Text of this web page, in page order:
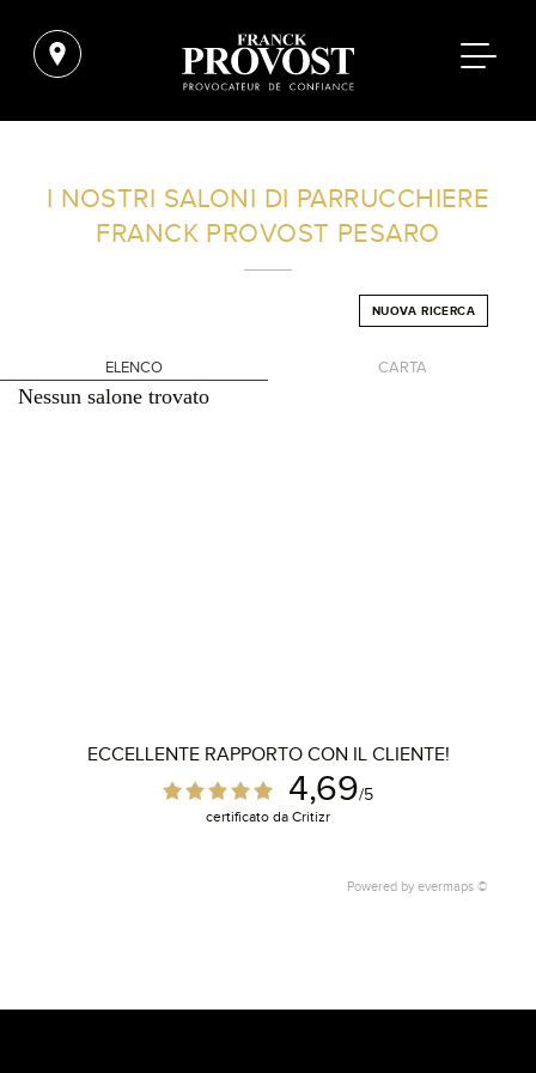
FILTRI AVANZATI
I NOSTRI SALONI DI PARRUCCHIERE
FRANCK PROVOST PESARO
NUOVA RICERCA
ELENCO CARTA
Nessun salone trovato
ECCELLENTE RAPPORTO CON IL CLIENTE!
4,69/5
certificato da Critizr
Powered by evermaps ©